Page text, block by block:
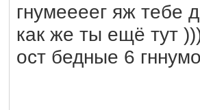
гнумеееег яж тебе
как же ты ещё тут
ост бедные 6